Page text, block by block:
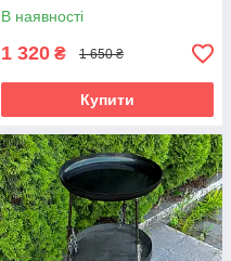
В наявності
1 320 ₴ 1 650 ₴
Купити